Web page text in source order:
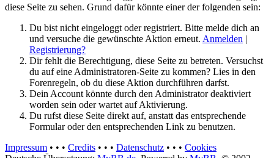
diese Seite zu sehen. Grund dafür könnte einer der folgenden sein:
Du bist nicht eingeloggt oder registriert. Bitte melde dich an
und versuche die gewünschte Aktion erneut. Anmelden |
Registrierung?
Dir fehlt die Berechtigung, diese Seite zu betreten. Versuchst
du auf eine Administratoren-Seite zu kommen? Lies in den
Forenregeln, ob du diese Aktion durchführen darfst.
Dein Account könnte durch den Administrator deaktiviert
worden sein oder wartet auf Aktivierung.
Du rufst diese Seite direkt auf, anstatt das entsprechende
Formular oder den entsprechenden Link zu benutzen.
Impressum • • • Credits • • • Datenschutz • • • Cookies